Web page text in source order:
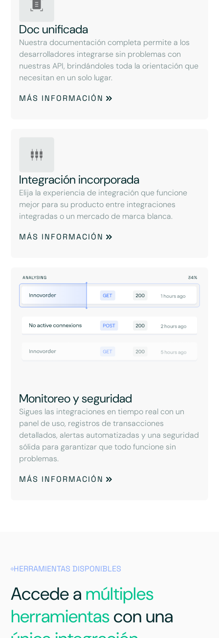
Doc unificada
Nuestra documentación completa permite a los
desarrolladores integrarse sin problemas con
nuestras API, brindándoles toda la orientación que
necesitan en un solo lugar.
MÁS INFORMACIÓN
Integración incorporada
Elija la experiencia de integración que funcione
mejor para su producto entre integraciones
integradas o un mercado de marca blanca.
MÁS INFORMACIÓN
Monitoreo y seguridad
Sigues las integraciones en tiempo real con un
panel de uso, registros de transacciones
detallados, alertas automatizadas y una seguridad
sólida para garantizar que todo funcione sin
problemas.
MÁS INFORMACIÓN
HERRAMIENTAS DISPONIBLES
Accede a múltiples
herramientascon una